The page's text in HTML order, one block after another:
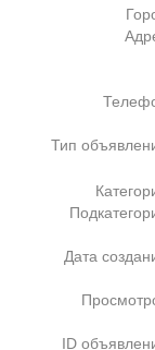
Тип
Дата
ID